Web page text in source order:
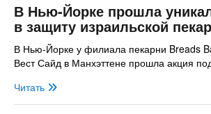
В Нью-Йорке прошла
в защиту израильской
В Нью-Йорке у филиала пекарни Breads
Вест Сайд в Манхэттене прошла акция
Читать